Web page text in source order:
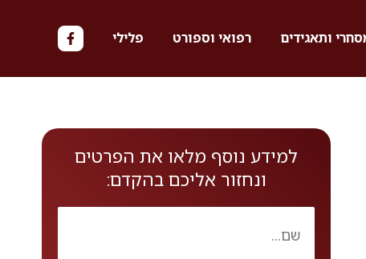
ותאגידים רפואי וספורט פלילי
למידע נוסף מלאו את הפרטים
ונחזור אליכם בהקדם: